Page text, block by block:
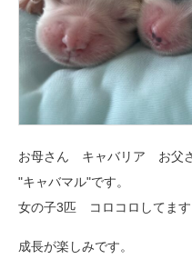
お母さん キャバリア お父
"キャバマル"です。
女の子3匹 コロコロしてます
成長が楽しみです。